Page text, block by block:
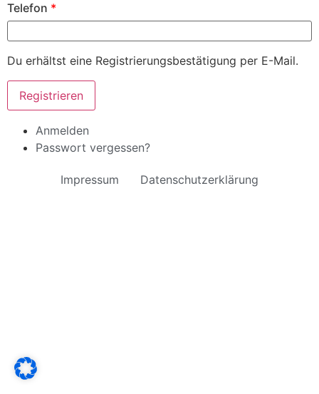
Telefon *
Du erhältst eine Registrierungsbestätigung per E-Mail.
Registrieren
Anmelden
Passwort vergessen?
Impressum Datenschutzerklärung